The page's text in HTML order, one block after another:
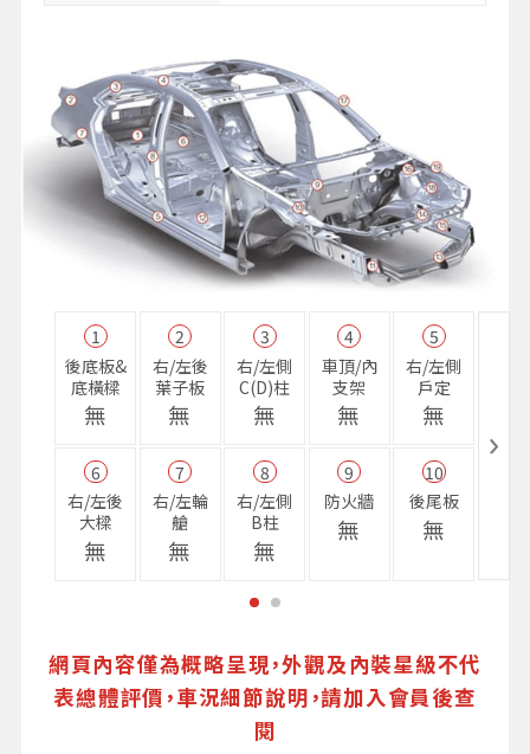
1
後底板&
底橫樑
無
2
右/左後
葉子板
無
3
右/左側
C(D)柱
無
4
車頂/內
支架
無
5
右/左側
戶定
無
6
右/左後
大樑
無
7
右/左輪
艙
無
8
右/左側
B柱
無
9
防火牆
無
10
後尾板
無
網頁內容僅為概略呈現，外觀及內裝星級不代
表總體評價，車況細節說明，請加入會員後查
閱